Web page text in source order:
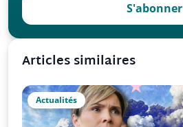
S'abonner
Articles similaires
Actualités